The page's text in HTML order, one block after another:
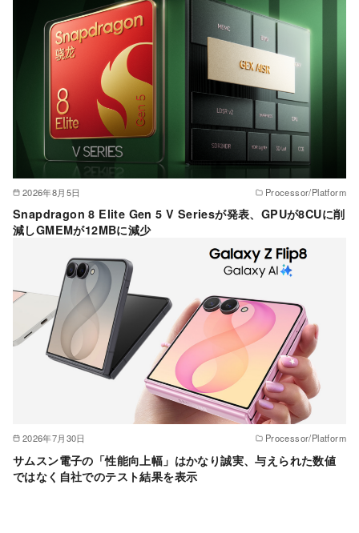
2026年8月5日 Processor/Platform
Snapdragon 8 Elite Gen 5 V Seriesが発表、GPUが8CUに削
減しGMEMが12MBに減少
2026年7月30日 Processor/Platform
サムスン電子の「性能向上幅」はかなり誠実、与えられた数値
ではなく自社でのテスト結果を表示